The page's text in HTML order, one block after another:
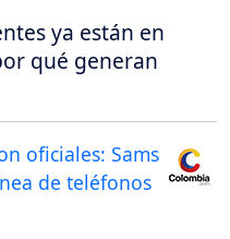
ya están en
qué generan